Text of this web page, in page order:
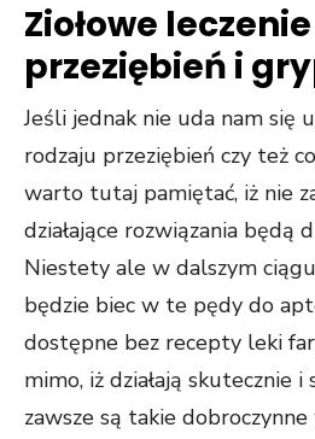
Ziołowe leczenie
przeziębień i
Jeśli jednak nie uda nam się
rodzaju przeziębień czy też
warto tutaj pamiętać, iż nie
działające rozwiązania będą
Niestety ale w dalszym
będzie biec w te pędy do
dostępne bez recepty leki
mimo, iż działają skutecznie
zawsze są takie